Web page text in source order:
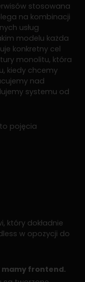
stosowana
na kombinacji
usług
modelu każda
konkretny cel
monolitu, która
kiedy chcemy
nad
systemu od
pojęcia
który dokładnie
w opozycji do
mamy frontend.